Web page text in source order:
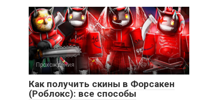
Прохождения
Как получить скины в Форсакен
(Роблокс): все способы